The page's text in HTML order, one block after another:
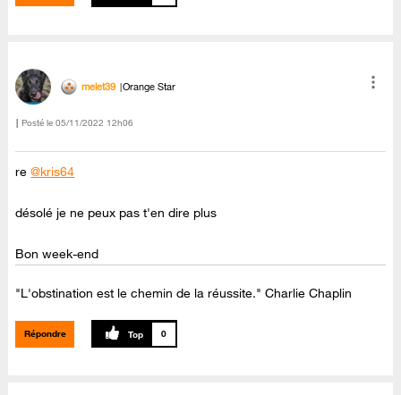
melet39 Orange Star
Posté le ‎05/11/2022 12h06
re@kris64
désolé je ne peux pas t'en dire plus
Bon week-end
"L'obstination est le chemin de la réussite." Charlie Chaplin
Répondre 0